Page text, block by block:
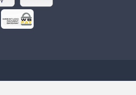
dostava